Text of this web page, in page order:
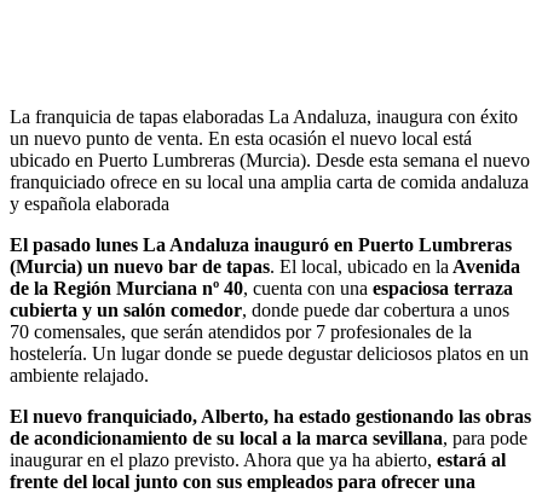
La franquicia de tapas elaboradas La Andaluza, inaugura con éxito
un nuevo punto de venta. En esta ocasión el nuevo local está
ubicado en Puerto Lumbreras (Murcia). Desde esta semana el nuevo
franquiciado ofrece en su local una amplia carta de comida andaluza
y española elaborada
El pasado lunes La Andaluza inauguró en Puerto Lumbreras
(Murcia) un nuevo bar de tapas. El local, ubicado en la Avenida
de la Región Murciana nº 40, cuenta con una espaciosa terraza
cubierta y un salón comedor, donde puede dar cobertura a unos
70 comensales, que serán atendidos por 7 profesionales de la
hostelería. Un lugar donde se puede degustar deliciosos platos en un
ambiente relajado.
El nuevo franquiciado, Alberto, ha estado gestionando las obras
de acondicionamiento de su local a la marca sevillana, para pode
inaugurar en el plazo previsto. Ahora que ya ha abierto, estará al
frente del local junto con sus empleados para ofrecer una